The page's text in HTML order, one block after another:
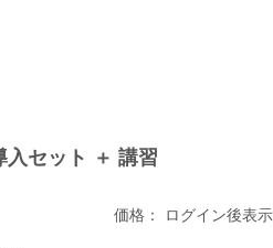
入セット ＋ 講習
価格： ログイン後表示